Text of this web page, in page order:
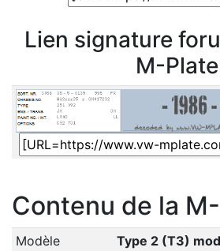
Lien signature
M-Plate
Contenu de la
Modèle
Type 2 (T3)